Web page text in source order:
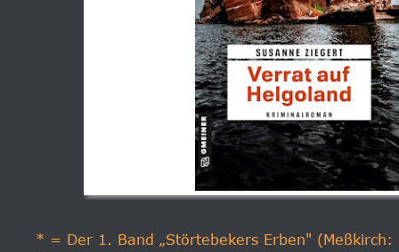
* = Der 1. Band „Störtebekers Erben"